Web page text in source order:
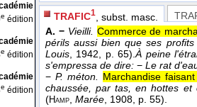
e édition
e édition
e édition
TRAFIC1 , subst. masc.
A. − Vieilli. Commerce de
périls aussi bien que ses
Louis, 1942, p. 65).À peine
s'empressa de dire: − Le rat
− P. méton. Marchandise
chaussée, par tas, en hottes et
(Hamp, Marée, 1908, p. 55).